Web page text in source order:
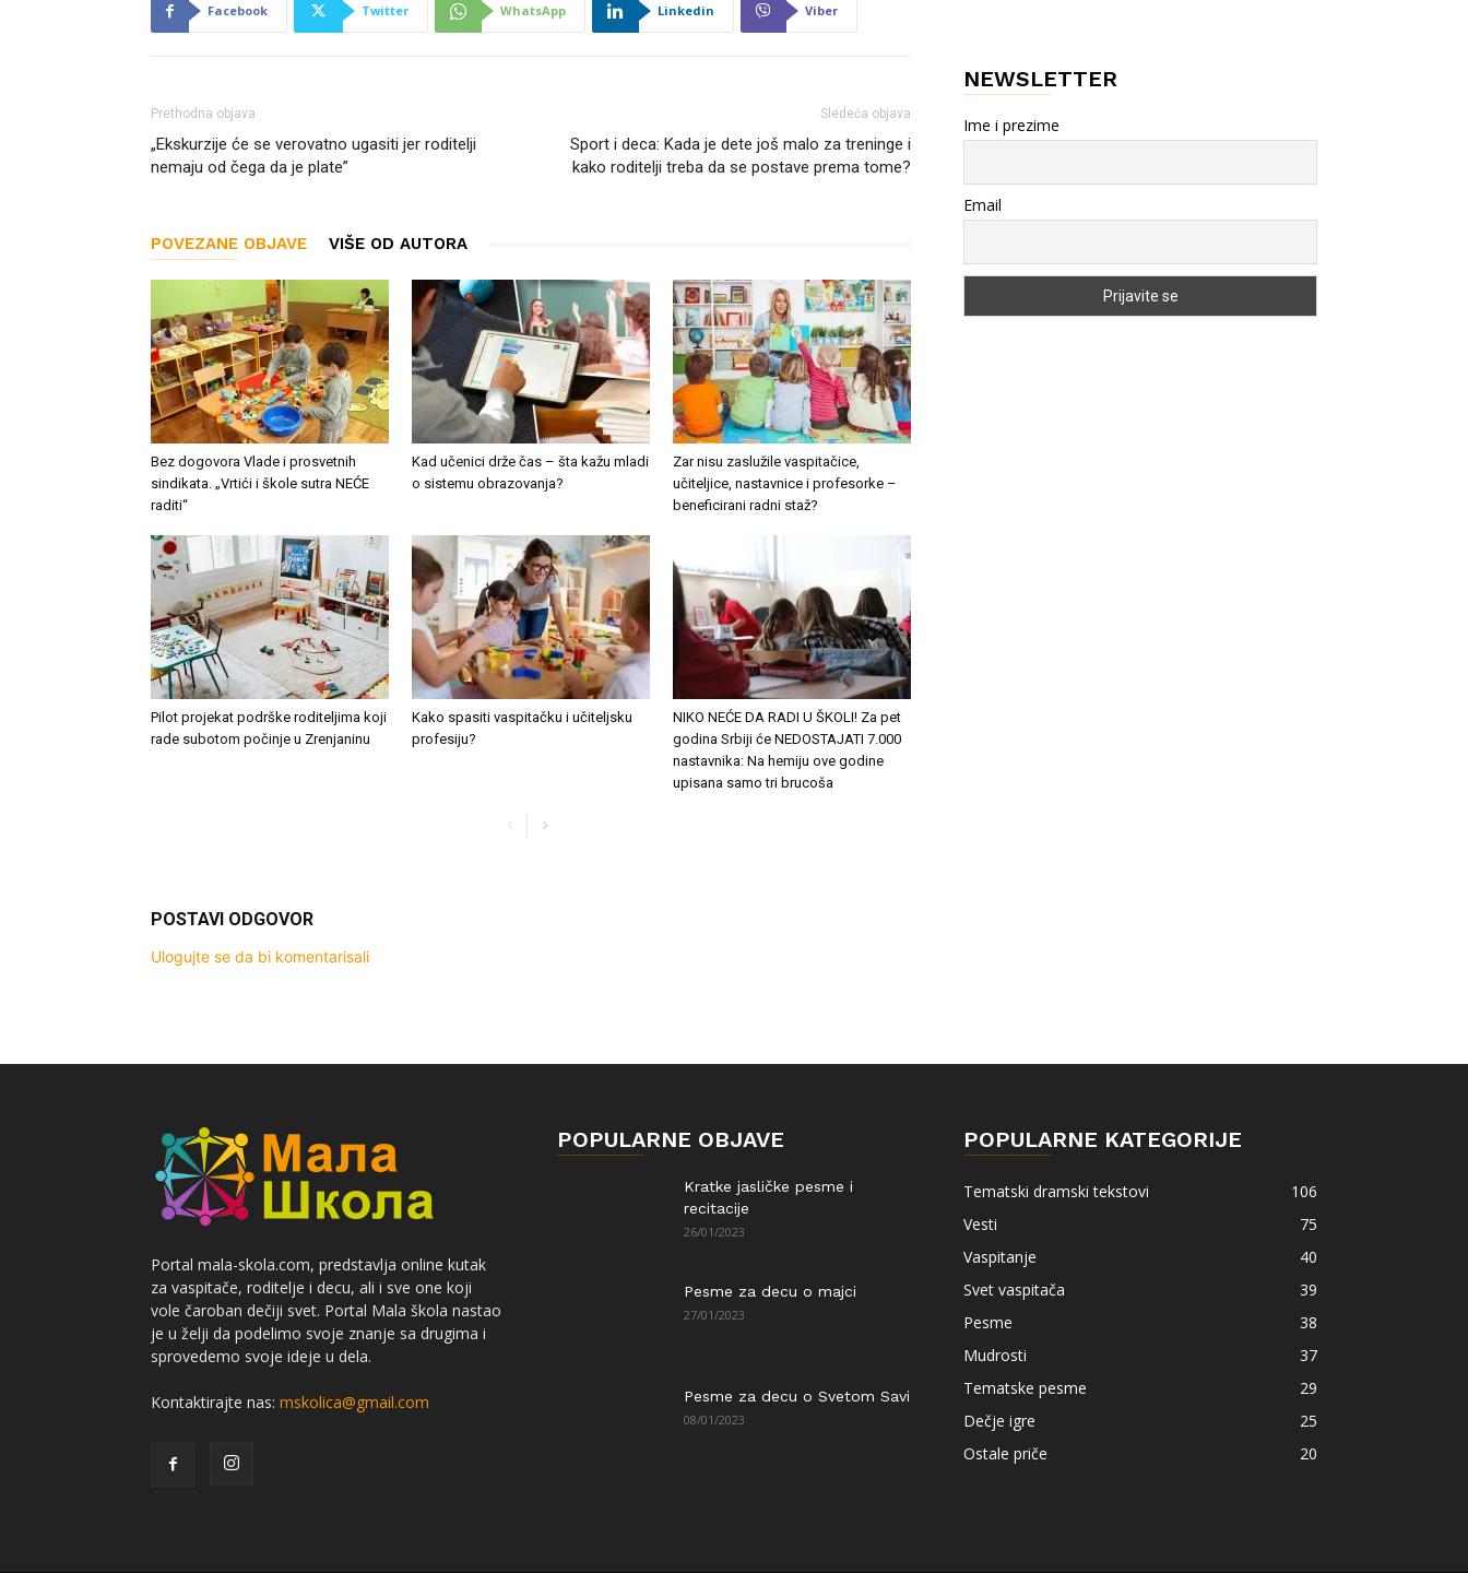
Facebook Twitter WhatsApp Linkedin Viber
Prethodna objava
„Ekskurzije će se verovatno ugasiti jer roditelji
nemaju od čega da je plate”
Sledeća objava
Sport i deca: Kada je dete još malo za treninge i
kako roditelji treba da se postave prema tome?
POVEZANE OBJAVE VIŠE OD AUTORA
Bez dogovora Vlade i prosvetnih
sindikata. „Vrtići i škole sutra NEĆE
raditi“
Kad učenici drže čas – šta kažu mladi
o sistemu obrazovanja?
Zar nisu zaslužile vaspitačice,
učiteljice, nastavnice i profesorke –
beneficirani radni staž?
Pilot projekat podrške roditeljima koji
rade subotom počinje u Zrenjaninu
Kako spasiti vaspitačku i učiteljsku
profesiju?
NIKO NEĆE DA RADI U ŠKOLI! Za pet
godina Srbiji će NEDOSTAJATI 7.000
nastavnika: Na hemiju ove godine
upisana samo tri brucoša
POSTAVI ODGOVOR
Ulogujte se da bi komentarisali
NEWSLETTER
Ime i prezime
Email
Portal mala-skola.com, predstavlja online kutak
za vaspitače, roditelje i decu, ali i sve one koji
vole čaroban dečiji svet. Portal Mala škola nastao
je u želji da podelimo svoje znanje sa drugima i
sprovedemo svoje ideje u dela.
Kontaktirajte nas: mskolica@gmail.com
POPULARNE OBJAVE
Kratke jasličke pesme i
recitacije
26/01/2023
Pesme za decu o majci
27/01/2023
Pesme za decu o Svetom Savi
08/01/2023
POPULARNE KATEGORIJE
Tematski dramski tekstovi
106
Vesti
75
Vaspitanje
40
Svet vaspitača
39
Pesme
38
Mudrosti
37
Tematske pesme
29
Dečje igre
25
Ostale priče
20